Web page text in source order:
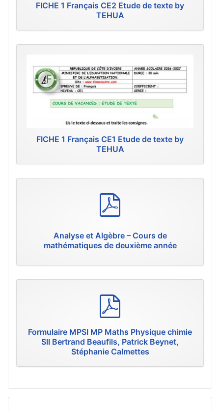
FICHE 1 Français CE2 Etude de texte by
TEHUA
FICHE 1 Français CE1 Etude de texte by
TEHUA
Analyse et Algèbre – Cours de
mathématiques de deuxième année
Formulaire MPSI MP Maths Physique chimie
SII Bertrand Beaufils, Patrick Beynet,
Stéphanie Calmettes